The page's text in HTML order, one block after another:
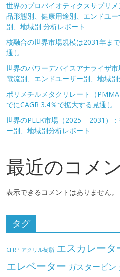
世界のプロバイオティクスサプリ
品形態別、健康用途別、エンドユ
別、地域別 分析レポート
核融合の世界市場規模は2031年ま
通し
世界のパワーデバイスアナライザ市
電流別、エンドユーザー別、地域別
ポリメチルメタクリレート（
でにCAGR 3.4％で拡大する見通し
世界のPEEK市場（2025 – 2031）
ー別、地域別分析レポート
最近のコメ
表示できるコメントはありません。
タグ
CFRP アクリル樹脂 エスカレータ
エレベーター ガスタービン